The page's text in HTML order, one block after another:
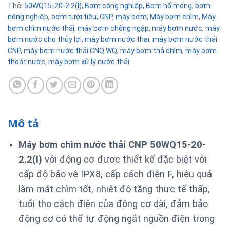
Thẻ: 50WQ15-20-2.2(I), Bơm công nghiệp, Bơm hố móng, bơm
nông nghiệp, bơm tưới tiêu, CNP, máy bơm, Máy bơm chìm, Máy
bơm chìm nước thải, máy bơm chống ngập, máy bơm nước, máy
bơm nước cho thủy lợi, máy bơm nước thai, máy bơm nước thải
CNP, máy bơm nước thải CNQ WQ, máy bơm thả chìm, máy bơm
thoát nước, máy bơm xử lý nước thải
Mô tả
Máy bơm chìm nước thải CNP 50WQ15-20-
2.2(I) với động cơ được thiết kế đặc biệt với
cấp độ bảo vệ IPX8, cấp cách điện F, hiệu quả
làm mát chìm tốt, nhiệt độ tăng thực tế thấp,
tuổi thọ cách điện của động cơ dài, đảm bảo
động cơ có thể tự động ngắt nguồn điện trong